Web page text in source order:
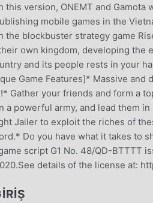
this version, ONEMT and
mobile games in the
the blockbuster strategy game
own kingdom, developing the
and its people rests in your
Game Features]* Massive
Gather your friends and form a
a powerful army, and lead them
Jailer to exploit the riches of
Do you have what it takes to
script G1 No. 48/QD-BTTTT
details of the license at: